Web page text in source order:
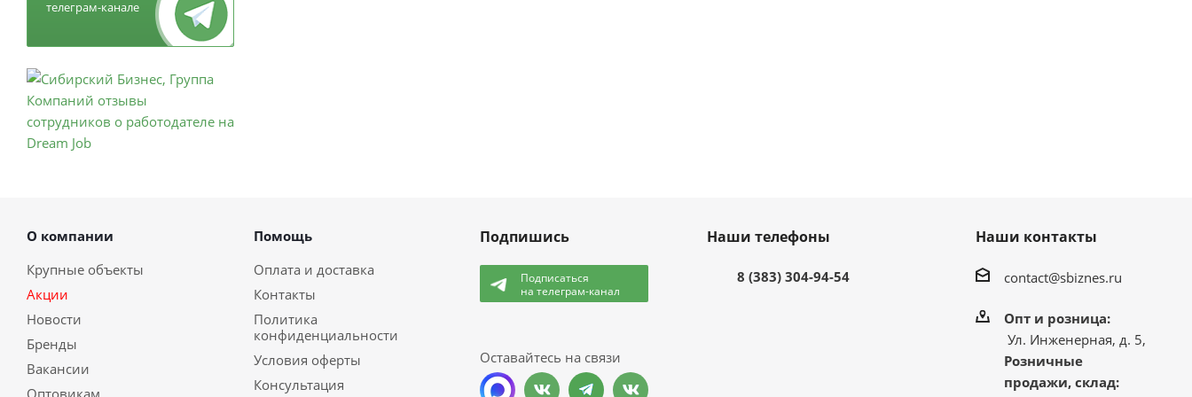
телеграм-канале
О компании
Крупные объекты
Акции
Новости
Бренды
Вакансии
Оптовикам
Помощь
Оплата и доставка
Контакты
Политика
конфиденциальности
Условия оферты
Консультация
Подпишись
Подписаться
на телеграм-канал
Оставайтесь на связи
Наши телефоны
8 (383) 304-94-54
Наши контакты
contact@sbiznes.ru
Опт и розница:
Ул. Инженерная, д. 5,
Розничные
продажи, склад: